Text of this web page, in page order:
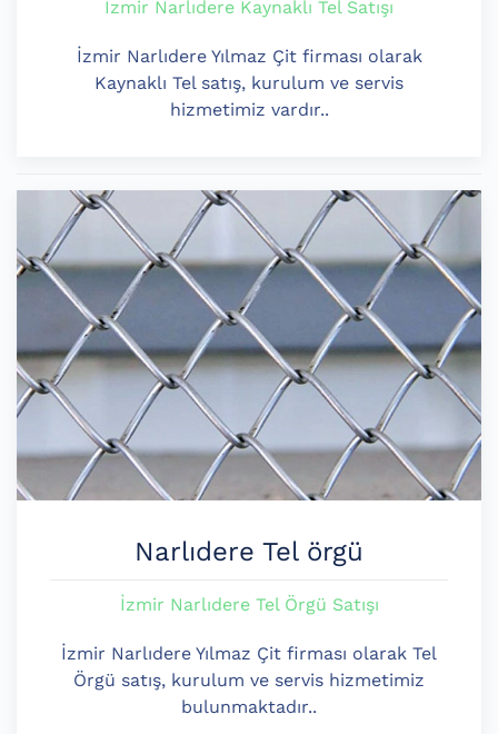
İzmir Narlıdere Kaynaklı Tel Satışı
İzmir Narlıdere Yılmaz Çit firması olarak
Kaynaklı Tel satış, kurulum ve servis
hizmetimiz vardır..
Narlıdere Tel örgü
İzmir Narlıdere Tel Örgü Satışı
İzmir Narlıdere Yılmaz Çit firması olarak Tel
Örgü satış, kurulum ve servis hizmetimiz
bulunmaktadır..